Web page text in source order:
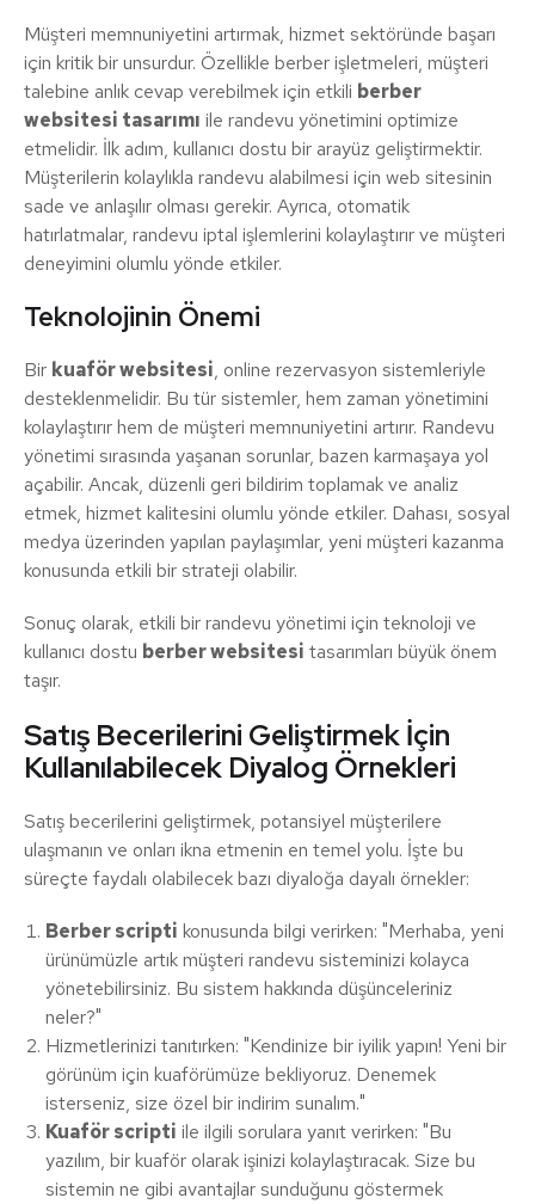
Müşteri memnuniyetini artırmak, hizmet sektöründe başarı
için kritik bir unsurdur. Özellikle berber işletmeleri, müşteri
talebine anlık cevap verebilmek için etkili berber
websitesi tasarımı ile randevu yönetimini optimize
etmelidir. İlk adım, kullanıcı dostu bir arayüz geliştirmektir.
Müşterilerin kolaylıkla randevu alabilmesi için web sitesinin
sade ve anlaşılır olması gerekir. Ayrıca, otomatik
hatırlatmalar, randevu iptal işlemlerini kolaylaştırır ve müşteri
deneyimini olumlu yönde etkiler.
Teknolojinin Önemi
Bir kuaför websitesi, online rezervasyon sistemleriyle
desteklenmelidir. Bu tür sistemler, hem zaman yönetimini
kolaylaştırır hem de müşteri memnuniyetini artırır. Randevu
yönetimi sırasında yaşanan sorunlar, bazen karmaşaya yol
açabilir. Ancak, düzenli geri bildirim toplamak ve analiz
etmek, hizmet kalitesini olumlu yönde etkiler. Dahası, sosyal
medya üzerinden yapılan paylaşımlar, yeni müşteri kazanma
konusunda etkili bir strateji olabilir.
Sonuç olarak, etkili bir randevu yönetimi için teknoloji ve
kullanıcı dostu berber websitesi tasarımları büyük önem
taşır.
Satış Becerilerini Geliştirmek İçin
Kullanılabilecek Diyalog Örnekleri
Satış becerilerini geliştirmek, potansiyel müşterilere
ulaşmanın ve onları ikna etmenin en temel yolu. İşte bu
süreçte faydalı olabilecek bazı diyaloğa dayalı örnekler:
Berber scripti konusunda bilgi verirken: "Merhaba, yeni
ürünümüzle artık müşteri randevu sisteminizi kolayca
yönetebilirsiniz. Bu sistem hakkında düşünceleriniz
neler?"
Hizmetlerinizi tanıtırken: "Kendinize bir iyilik yapın! Yeni bir
görünüm için kuaförümüze bekliyoruz. Denemek
isterseniz, size özel bir indirim sunalım."
Kuaför scripti ile ilgili sorulara yanıt verirken: "Bu
yazılım, bir kuaför olarak işinizi kolaylaştıracak. Size bu
sistemin ne gibi avantajlar sunduğunu göstermek